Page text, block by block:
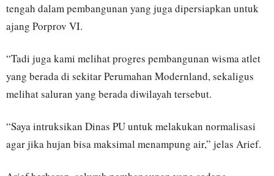
tengah dalam pembangunan yang juga dipersiapkan untuk
ajang Porprov VI.
“Tadi juga kami melihat progres pembangunan wisma atlet
yang berada di sekitar Perumahan Modernland, sekaligus
melihat saluran yang berada diwilayah tersebut.
“Saya intruksikan Dinas PU untuk melakukan normalisasi
agar jika hujan bisa maksimal menampung air,” jelas Arief.